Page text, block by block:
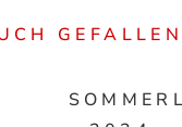
GEFALLEN